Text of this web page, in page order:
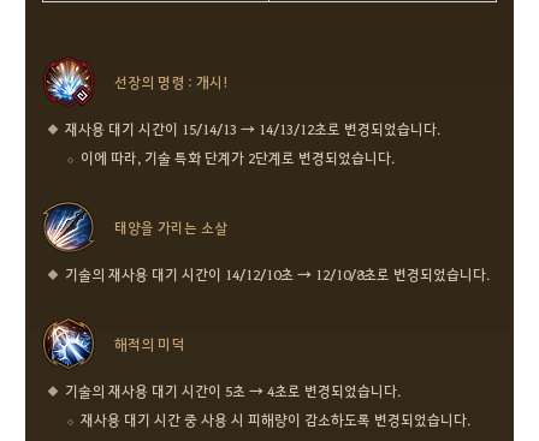
선장의 명령 : 개시!
재사용 대기 시간이 15/14/13 → 14/13/12초로 변경되었습니다.
이에 따라, 기술 특화 단계가 2단계로 변경되었습니다.
태양을 가리는 소살
기술의 재사용 대기 시간이 14/12/10초 → 12/10/8초로 변경되었습니다.
해적의 미덕
기술의 재사용 대기 시간이 5초 → 4초로 변경되었습니다.
재사용 대기 시간 중 사용 시 피해량이 감소하도록 변경되었습니다.